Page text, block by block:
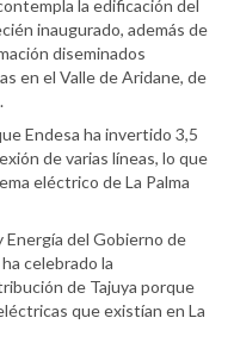
la edificación del
inaugurado, además de
diseminados
en el Valle de Aridane, de
Endesa ha invertido 3,5
de varias líneas, lo que
eléctrico de La Palma
Energía del Gobierno de
celebrado la
de Tajuya porque
que existían en La